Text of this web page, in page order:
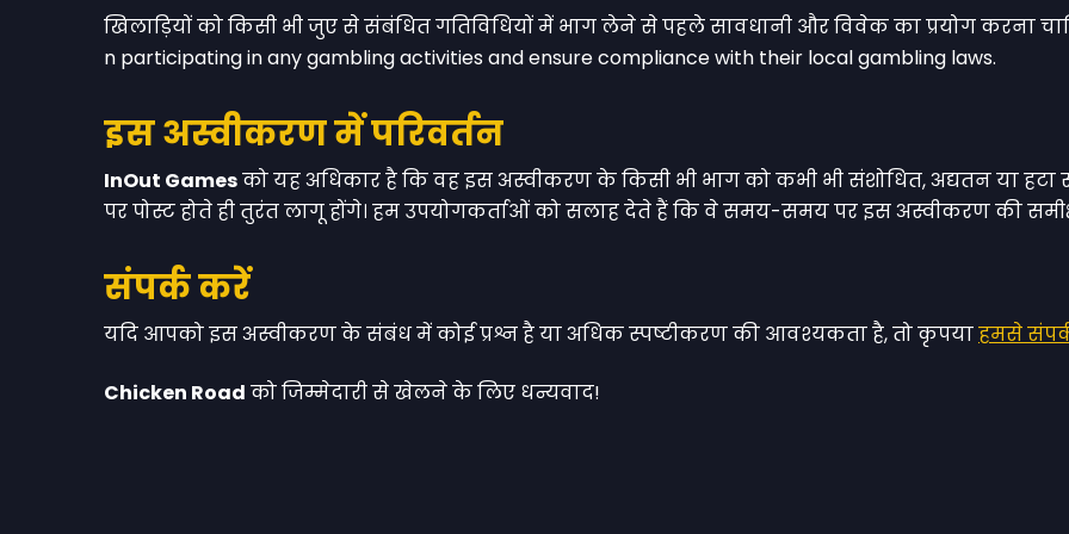
खिलाड़ियों को किसी भी जुए से संबंधित गतिविधियों में भाग लेने से पहले सावधानी और विवेक का प्रयोग करना
n participating in any gambling activities and ensure compliance with their local gambling laws.
इस अस्वीकरण में परिवर्तन
InOut Gamesको यह अधिकार है कि वह इस अस्वीकरण के किसी भी भाग को कभी भी संशोधित, अद्यतन या हटा
पर पोस्ट होते ही तुरंत लागू होंगे। हम उपयोगकर्ताओं को सलाह देते हैं कि वे समय-समय पर इस अस्वीकरण की
संपर्क करें
यदि आपको इस अस्वीकरण के संबंध में कोई प्रश्न है या अधिक स्पष्टीकरण की आवश्यकता है, तो कृपयाहमसे
Chicken Road को जिम्मेदारी से खेलने के लिए धन्यवाद!